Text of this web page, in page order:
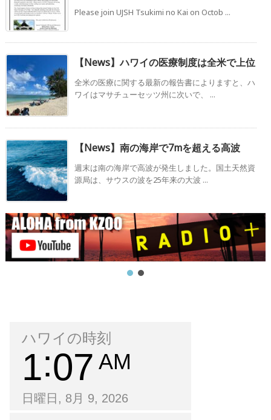
Please join UJSH Tsukimi no Kai on Octob ...
【News】ハワイの医療制度は全米で上位
全米の医療に関する最新の報告書によりますと、ハ
ワイはマサチューセッツ州に次いで、 ...
【News】南の海岸で7mを超える高波
週末は南の海岸で高波が発生しました。国土天然資
源局は、サウスの波を25年来の大波 ...
ハワイの時刻
1 07 AM
日曜日, 8月 9, 2026